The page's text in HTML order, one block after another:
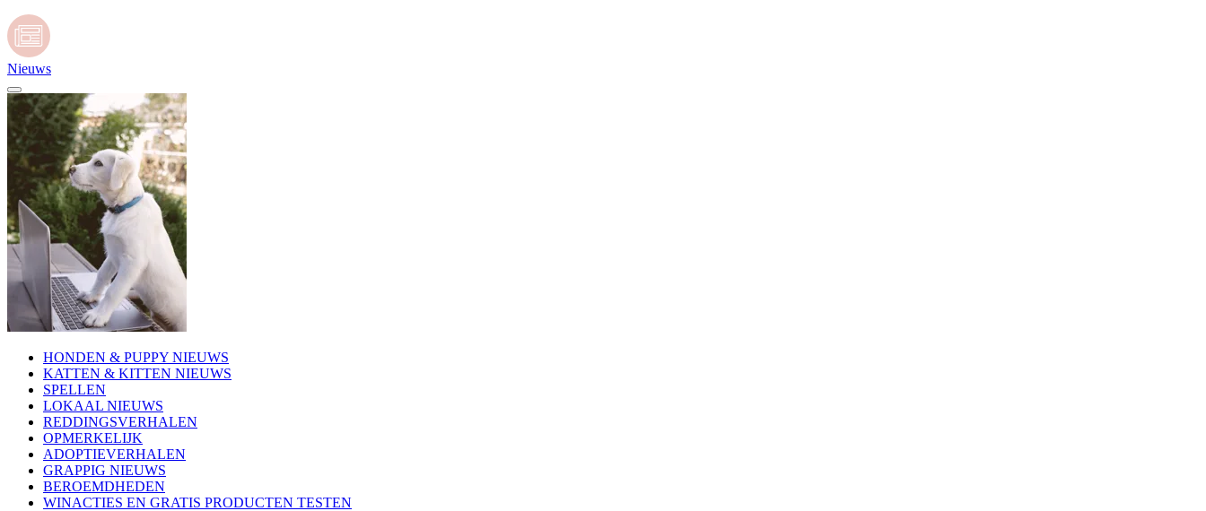
Nieuws
HONDEN & PUPPY NIEUWS
KATTEN & KITTEN NIEUWS
SPELLEN
LOKAAL NIEUWS
REDDINGSVERHALEN
OPMERKELIJK
ADOPTIEVERHALEN
GRAPPIG NIEUWS
BEROEMDHEDEN
WINACTIES EN GRATIS PRODUCTEN TESTEN